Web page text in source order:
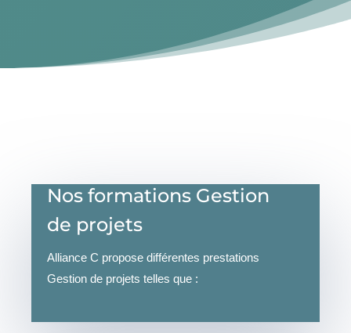
Nos formations Gestion
de projets
Alliance C propose différentes prestations
Gestion de projets telles que :